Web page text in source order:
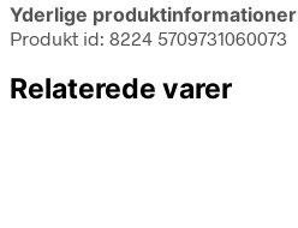
Yderlige
Produkt id: 8224 5709731060073
Relaterede varer